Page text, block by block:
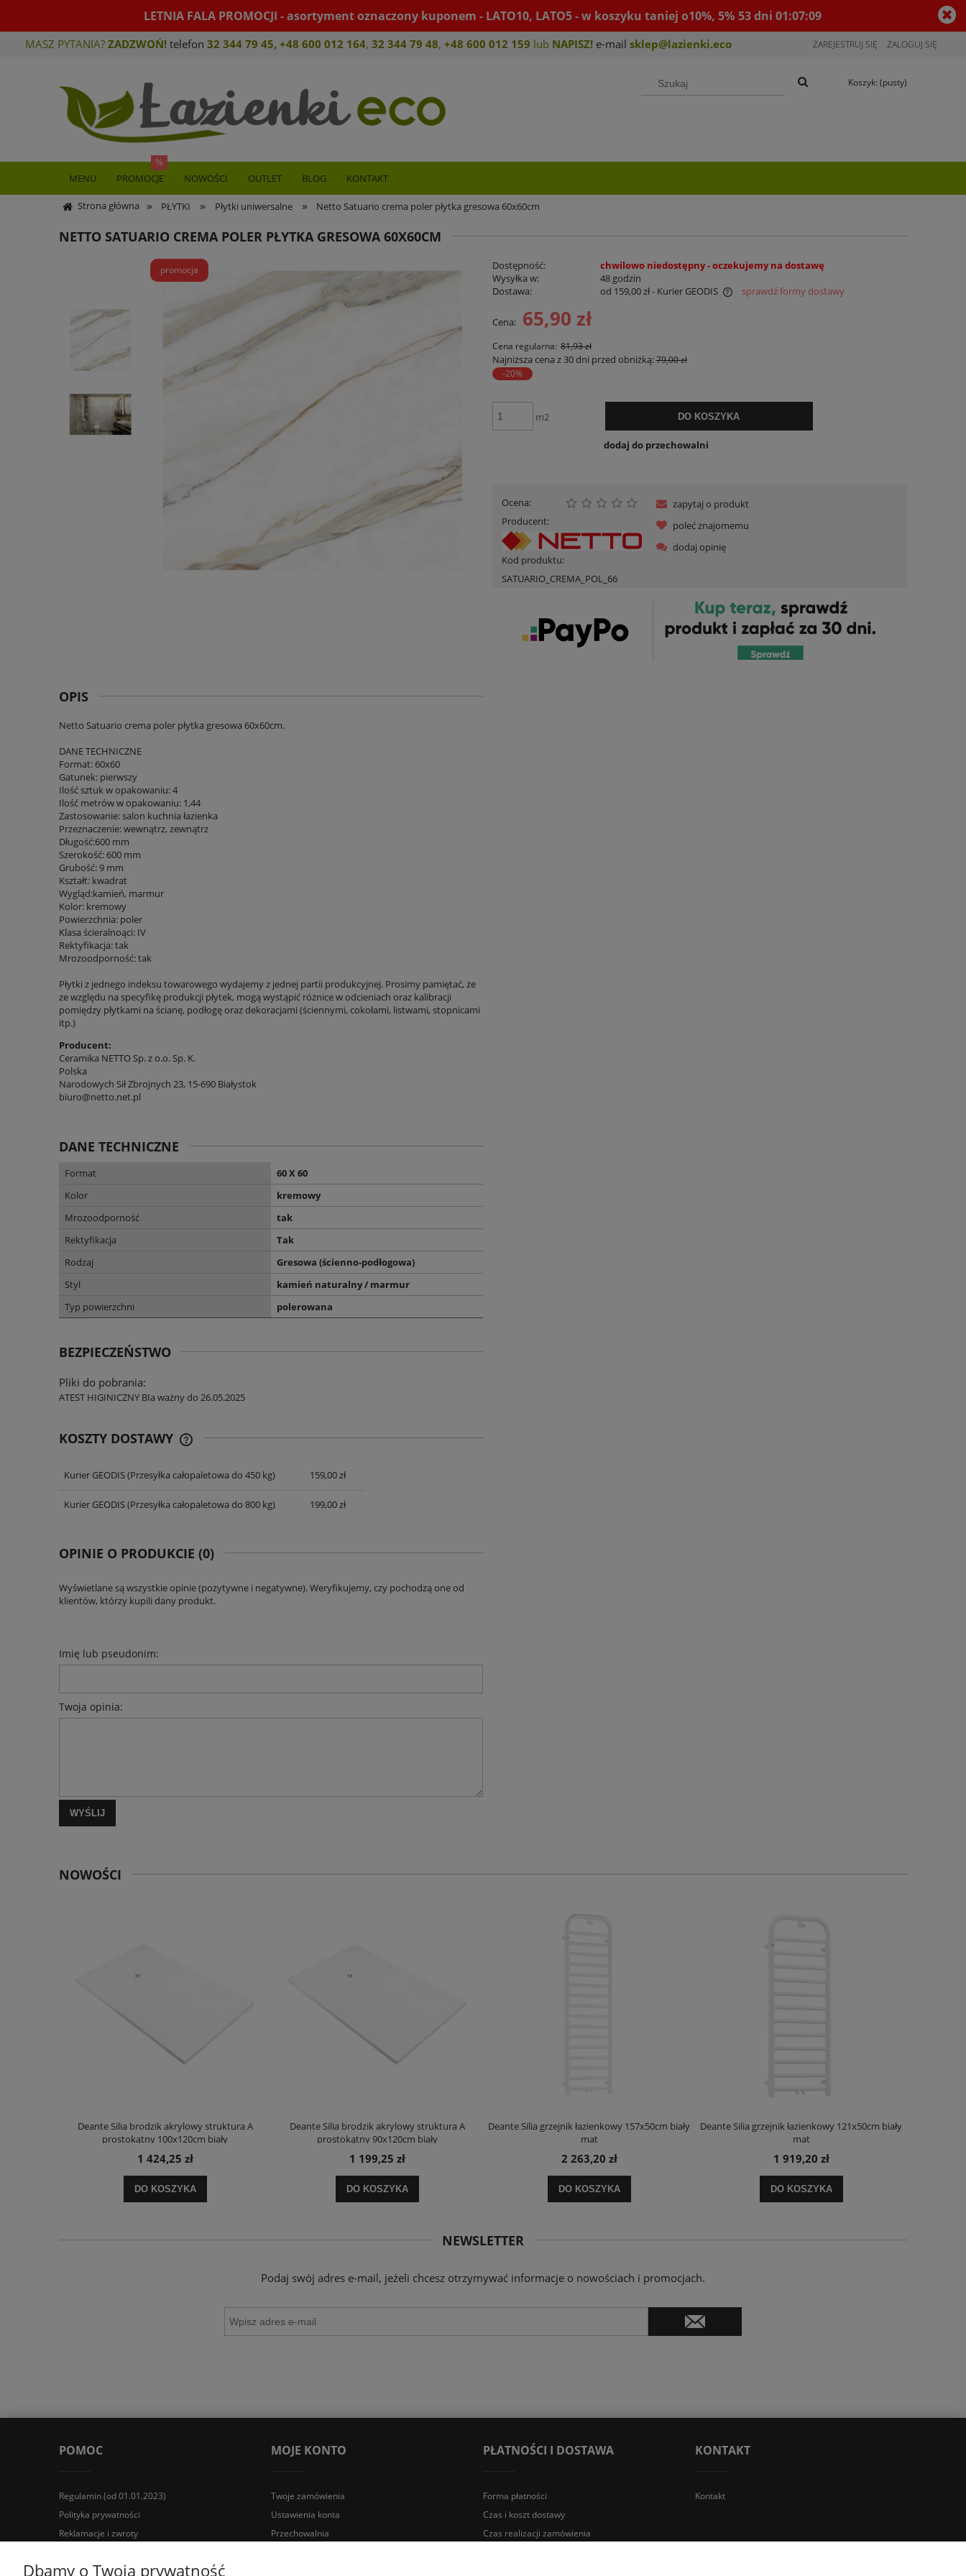
LETNIA FALA PROMOCJI - asortyment oznaczony kuponem - LATO10, LATO5 - w koszyku taniej o10%, 5% 53dni01:07:08
MASZ PYTANIA? ZADZWOŃ! telefon 32 344 79 45, +48 600 012 164, 32 344 79 48, +48 600 012 159 lub NAPISZ! e-mail sklep@lazienki.eco ZAREJESTRUJ SIĘ ZALOGUJ SIĘ
Koszyk: (pusty)
MENU PROMOCJE NOWOŚCI OUTLET BLOG KONTAKT
Strona główna » PŁYTKI » Płytki uniwersalne » Netto Satuario crema poler płytka gresowa 60x60cm
NETTO SATUARIO CREMA POLER PŁYTKA GRESOWA 60X60CM
promocja Dostępność:
chwilowo niedostępny - oczekujemy na dostawę
Wysyłka w:
48 godzin
Dostawa:
od 159,00 zł- Kurier GEODIS
Cena nie zawiera ewentualnych kosztów
sprawdź formy dostawy
Cena: 65,90 zł
Cena regularna: 81,93 zł
Najniższa cena z 30 dni przed obniżką:79,00 zł
-20%
m2 DO KOSZYKA
dodaj do przechowalni
Ocena:
Producent:
Kod produktu:
SATUARIO_CREMA_POL_66
zapytaj o produkt
poleć znajomemu
dodaj opinię
OPIS
Netto Satuario crema poler płytka gresowa 60x60cm.
DANE TECHNICZNE
Format: 60x60
Gatunek: pierwszy
Ilość sztuk w opakowaniu: 4
Ilość metrów w opakowaniu: 1,44
Zastosowanie: salon kuchnia łazienka
Przeznaczenie: wewnątrz, zewnątrz
Długość:600 mm
Szerokość: 600 mm
Grubość: 9 mm
Kształt: kwadrat
Wygląd:kamień, marmur
Kolor: kremowy
Powierzchnia: poler
Klasa ścieralnoąci: IV
Rektyfikacja: tak
Mrozoodporność: tak
Płytki z jednego indeksu towarowego wydajemy z jednej partii produkcyjnej. Prosimy pamiętać, że
ze względu na specyfikę produkcji płytek, mogą wystąpić różnice w odcieniach oraz kalibracji
pomiędzy płytkami na ścianę, podłogę oraz dekoracjami (ściennymi, cokołami, listwami, stopnicami
itp.)
Producent:
Ceramika NETTO Sp. z o.o. Sp. K.
Polska
Narodowych Sił Zbrojnych 23, 15-690 Białystok
biuro@netto.net.pl
DANE TECHNICZNE
Format
60 X 60
Kolor
kremowy
Mrozoodporność
tak
Rektyfikacja
Tak
Rodzaj
Gresowa (ścienno-podłogowa)
Styl
kamień naturalny / marmur
Typ powierzchni
polerowana
BEZPIECZEŃSTWO
Pliki do pobrania:
ATEST HIGINICZNY BIa ważny do 26.05.2025
KOSZTY DOSTAWY
CENA NIE ZAWIERA EWENTUALNYCH
Kurier GEODIS(Przesyłka całopaletowa do 450 kg) 159,00 zł
Kurier GEODIS(Przesyłka całopaletowa do 800 kg) 199,00 zł
OPINIE O PRODUKCIE (0)
Wyświetlane są wszystkie opinie (pozytywne i negatywne). Weryfikujemy, czy pochodzą one od
klientów, którzy kupili dany produkt.
Imię lub pseudonim:
Twoja opinia:
WYŚLIJ
NOWOŚCI
Deante Silia brodzik akrylowy struktura A
prostokątny 100x120cm biały
1 424,25 zł
DO KOSZYKA
Deante Silia brodzik akrylowy struktura A
prostokątny 90x120cm biały
1 199,25 zł
DO KOSZYKA
Deante Silia grzejnik łazienkowy 157x50cm biały
mat
2 263,20 zł
DO KOSZYKA
Deante Silia grzejnik łazienkowy 121x50cm biały
mat
1 919,20 zł
DO KOSZYKA
NEWSLETTER
Podaj swój adres e-mail, jeżeli chcesz otrzymywać informacje o nowościach i promocjach.
POMOC
Regulamin (od 01.01.2023)
Polityka prywatności
Reklamacje i zwroty
MOJE KONTO
Twoje zamówienia
Ustawienia konta
Przechowalnia
PŁATNOŚCI I DOSTAWA
Forma płatności
Czas i koszt dostawy
Czas realizacji zamówienia
KONTAKT
Kontakt
Wyposażenie łazienek Łazienki.eco | Pawła 23, 41-708 Ruda Śląska | E-mail: sklep@lazienki.eco | Tel.: 600 012 164 lub 600 012 159 | TGS Przemysław Stoń | NIP: 6312213594 | REGON: 276403698
Dbamy o Twoją prywatność